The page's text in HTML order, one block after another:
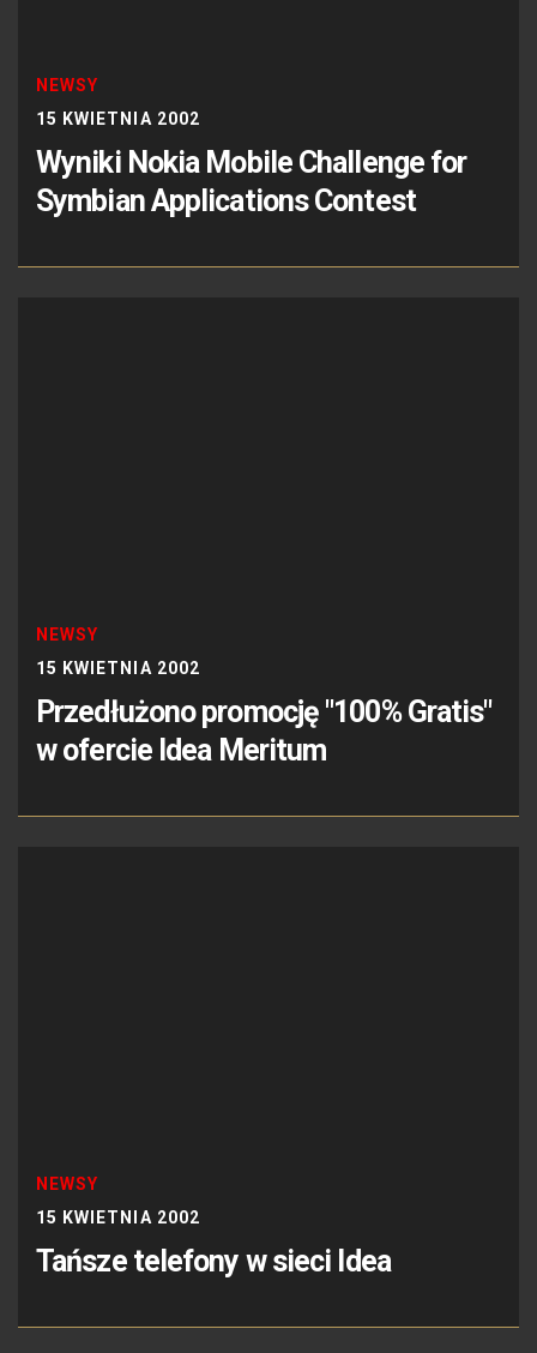
NEWSY
15 KWIETNIA 2002
Wyniki Nokia Mobile Challenge for
Symbian Applications Contest
NEWSY
15 KWIETNIA 2002
Przedłużono promocję "100% Gratis"
w ofercie Idea Meritum
NEWSY
15 KWIETNIA 2002
Tańsze telefony w sieci Idea